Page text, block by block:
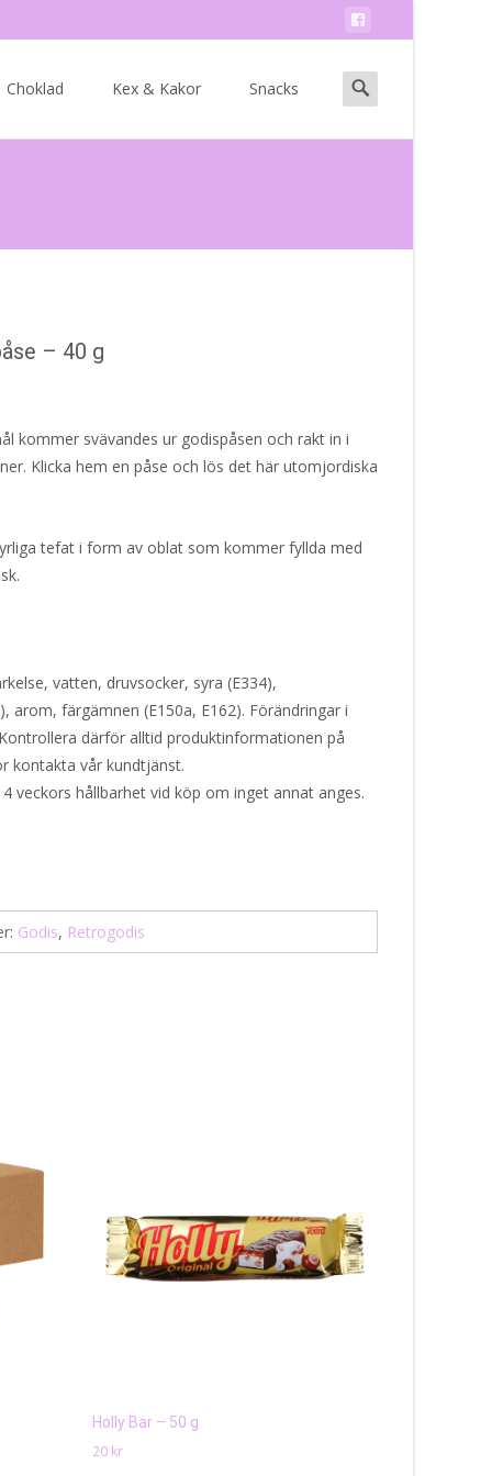
Choklad Kex & Kakor Snacks
Search
for:
– 40 g
kommer svävandes ur godispåsen och rakt in i
Klicka hem en påse och lös det här utomjordiska
tefat i form av oblat som kommer fyllda med
vatten, druvsocker, syra (E334),
arom, färgämnen (E150a, E162). Förändringar i
därför alltid produktinformationen på
kontakta vår kundtjänst.
veckors hållbarhet vid köp om inget annat anges.
Godis, Retrogodis
Holly Bar – 50 g
20 kr